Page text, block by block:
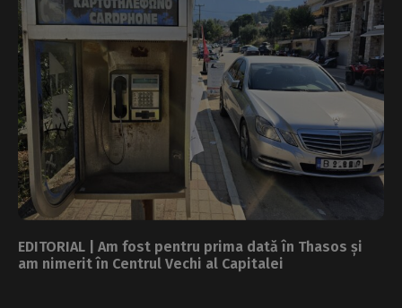
EDITORIAL | Am fost pentru prima dată în Thasos și
am nimerit în Centrul Vechi al Capitalei